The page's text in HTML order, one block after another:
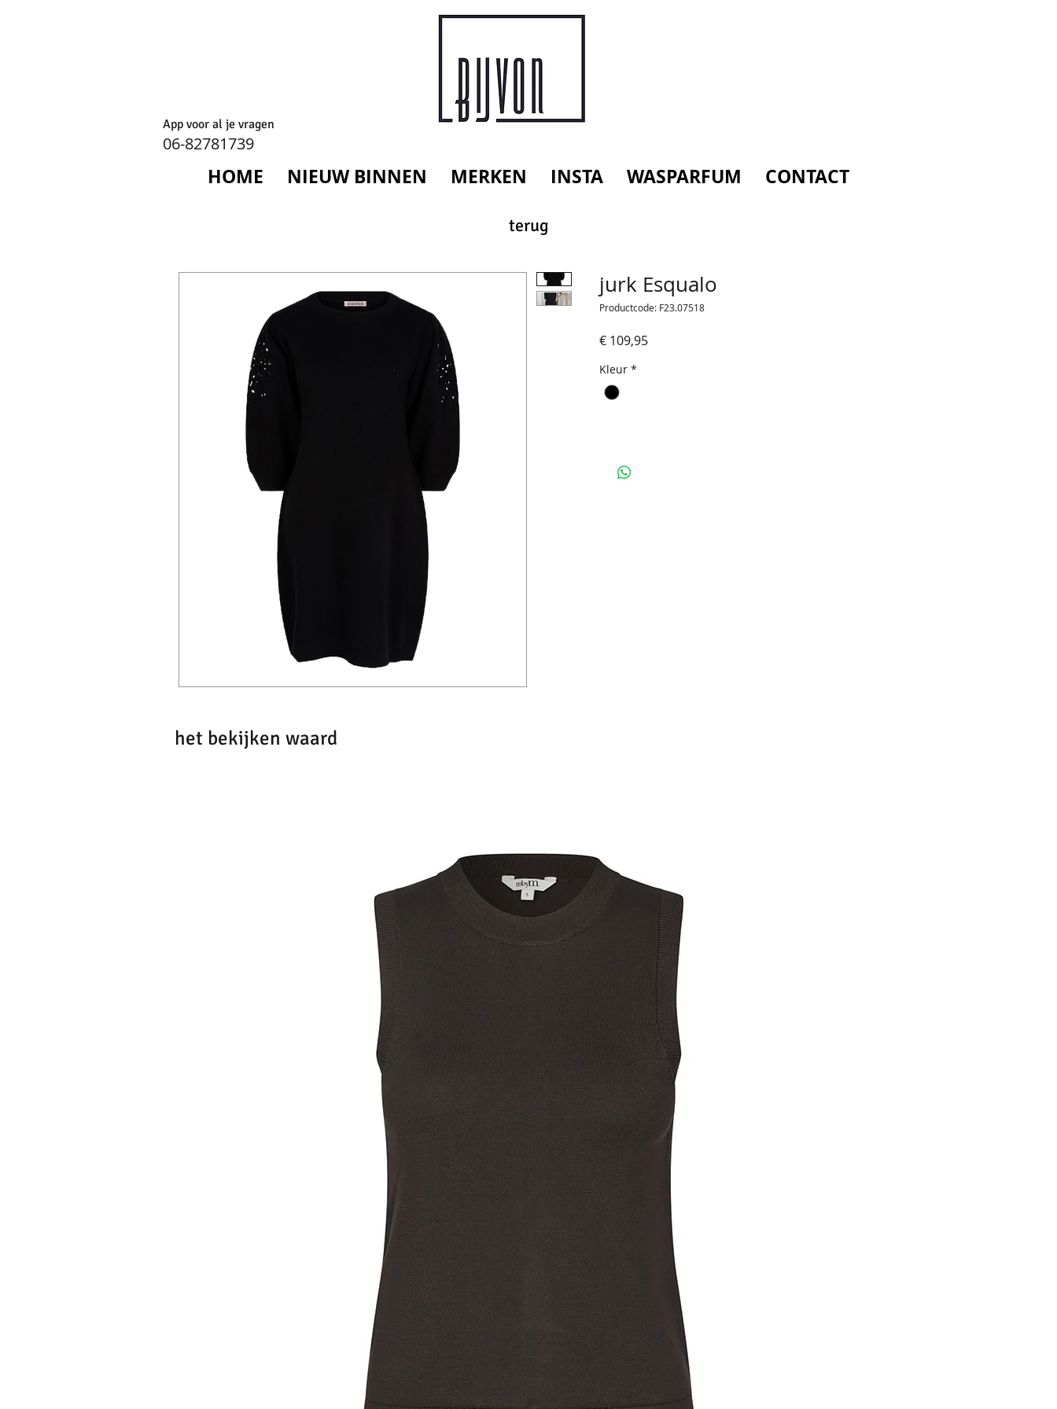
App voor al je vragen
06-82781739
HOME NIEUW BINNEN MERKEN INSTA WASPARFUM CONTACT
terug
het bekijken waard
jurk Esqualo
Productcode: F23.07518
€ 109,95Prijs
Kleur *